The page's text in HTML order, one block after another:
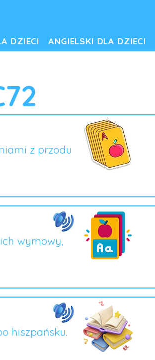
DZIECI ANGIELSKI DLA DZIECI
z przodu
wymowy,
hiszpańsku.